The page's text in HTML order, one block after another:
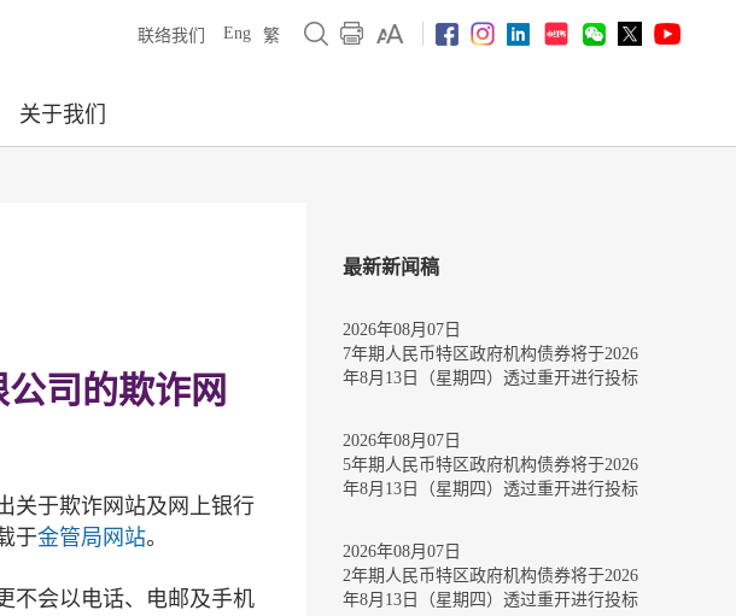
联络我们 Eng 繁
关于我们
司的欺诈网
关于欺诈网站及网上银行
于金管局网站。
不会以电话、电邮及手机
最新新闻稿
2026年08月07日
7年期人民币特区政府机构债券将于2026
年8月13日（星期四）透过重开进行投标
2026年08月07日
5年期人民币特区政府机构债券将于2026
年8月13日（星期四）透过重开进行投标
2026年08月07日
2年期人民币特区政府机构债券将于2026
年8月13日（星期四）透过重开进行投标